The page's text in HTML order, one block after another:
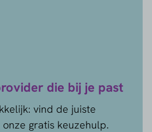
die bij je past
vind de juiste
gratis keuzehulp.